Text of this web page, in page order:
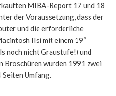
MIBA-Report 17 und 18
der Voraussetzung, dass der
und die erforderliche
IIsi mit einem 19“-
noch nicht Graustufe!) und
Broschüren wurden 1991 zwei
Umfang.